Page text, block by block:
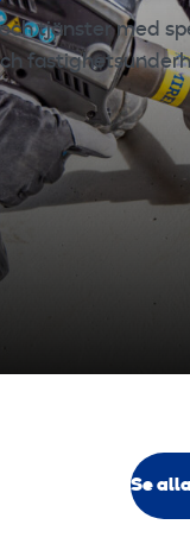
tjänster med
Se